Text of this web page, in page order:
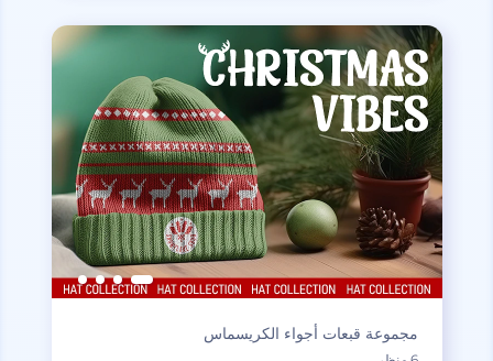
مجموعة قبعات أجواء الكريسماس